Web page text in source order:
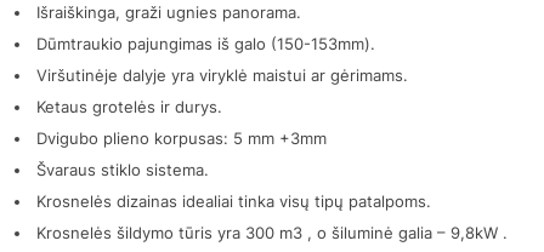
Išraiškinga, graži ugnies panorama.
Dūmtraukio pajungimas iš galo (150-153mm).
Viršutinėje dalyje yra viryklė maistui ar gėrimams.
Ketaus grotelės ir durys.
Dvigubo plieno korpusas: 5 mm +3mm
Švaraus stiklo sistema.
Krosnelės dizainas idealiai tinka visų tipų patalpoms.
Krosnelės šildymo tūris yra 300 m3 , o šiluminė galia – 9,8kW .